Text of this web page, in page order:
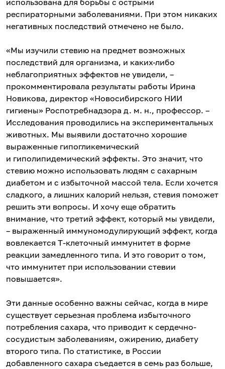
респираторными заболеваниями. При этом никаких
негативных последствий отмечено не было.
«Мы изучили стевию на предмет возможных
последствий для организма, и каких-либо
неблагоприятных эффектов не увидели, –
прокомментировала результаты работы Ирина
Новикова, директор «Новосибирского НИИ
гигиены» Роспотребнадзора д. м. н., профессор. –
Исследования проводились на экспериментальных
животных. Мы выявили достаточно хорошие
выраженные гипогликемический
и гиполипидемический эффекты. Это значит, что
стевию можно использовать людям с сахарным
диабетом и с избыточной массой тела. Если хочется
сладкого, а лишних калорий нельзя, стевия поможет
решить эти вопросы. И хочу еще обратить
внимание, что третий эффект, который мы увидели,
– выраженный иммуномодулирующий эффект, когда
вовлекается Т-клеточный иммунитет в форме
реакции замедленного типа. И это говорит о том,
что иммунитет при использовании стевии
повышается».
Эти данные особенно важны сейчас, когда в мире
существует серьезная проблема избыточного
потребления сахара, что приводит к сердечно-
сосудистым заболеваниям, ожирению, диабету
второго типа. По статистике, в России
добавленного сахара съедается в семь раз больше,